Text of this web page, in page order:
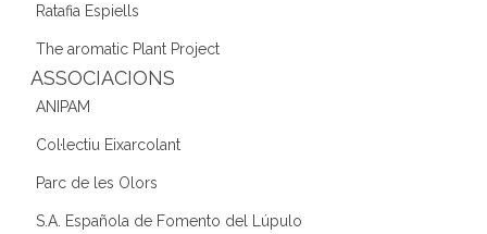
Ratafia Espiells
The aromatic Plant Project
ASSOCIACIONS
ANIPAM
Col·lectiu Eixarcolant
Parc de les Olors
S.A. Española de Fomento del Lúpulo